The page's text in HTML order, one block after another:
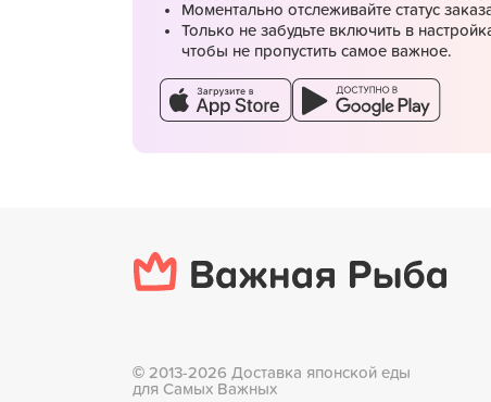
Моментально отслеживайте статус
Только не забудьте включить в
чтобы не пропустить самое важное.
© 2013-2026 Доставка японской еды
для Самых Важных